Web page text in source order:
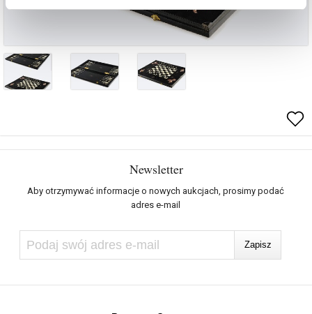
Newsletter
Aby otrzymywać informacje o nowych aukcjach, prosimy podać
adres e-mail